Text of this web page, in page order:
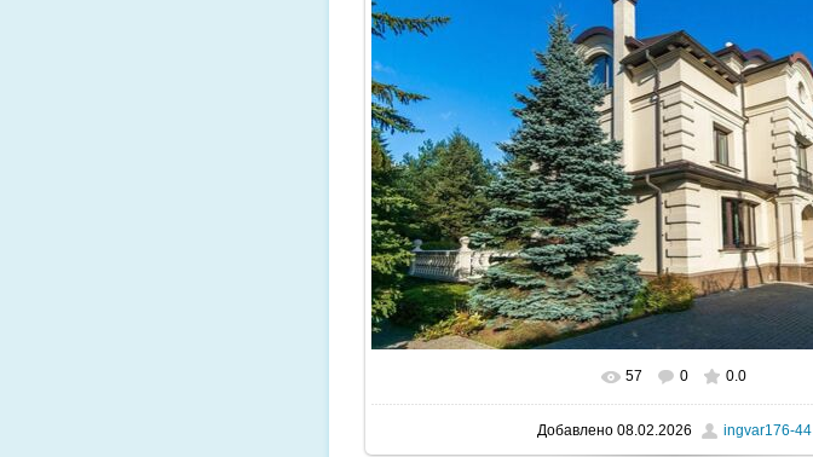
В реальном размере 1600x1067
57 0 0.0
Добавлено08.02.2026 ingvar176-44